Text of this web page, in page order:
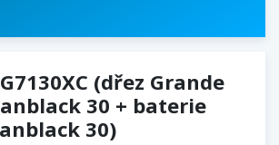
(dřez Grande
30 + baterie
30)